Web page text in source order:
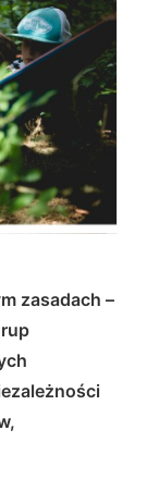
zasadach –